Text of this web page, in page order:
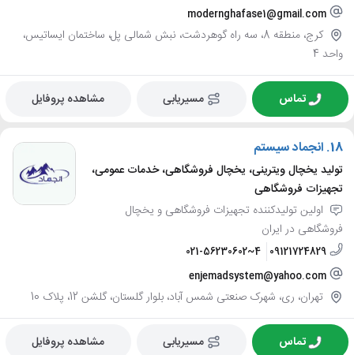
modernghafase1@gmail.com
کرج، منطقه 8، سه راه گوهردشت، نبش شمالی پل، ساختمان ایساتیس،
واحد 4
تماس مسیریابی مشاهده پروفایل
18. انجماد سیستم
تولید یخچال ویترینی، یخچال فروشگاهی، خدمات عمومی،
تجهیزات فروشگاهی
اولین تولیدکننده تجهیزات فروشگاهی و یخچال
فروشگاهی در ایران
09121724829
021-56230602~4
enjemadsystem@yahoo.com
تهران، ری، شهرک صنعتی شمس آباد، بلوار گلستان، گلشن 12، پلاک 10
تماس مسیریابی مشاهده پروفایل